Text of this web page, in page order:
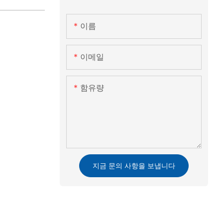
이름
이메일
함유량
지금 문의 사항을 보냅니다